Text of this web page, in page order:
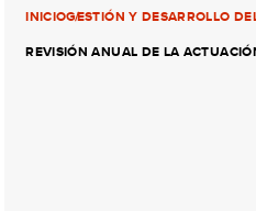
INICIOGESTIÓN Y DESARROLLO
REVISIÓN ANUAL DE LA